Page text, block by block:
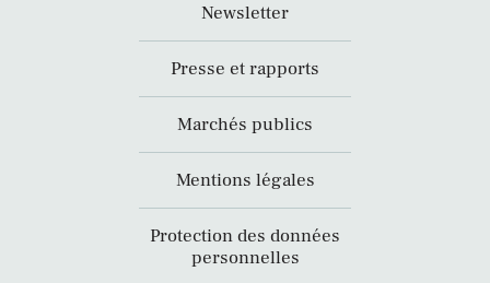
Newsletter
Presse et rapports
Marchés publics
Mentions légales
Protection des données
personnelles